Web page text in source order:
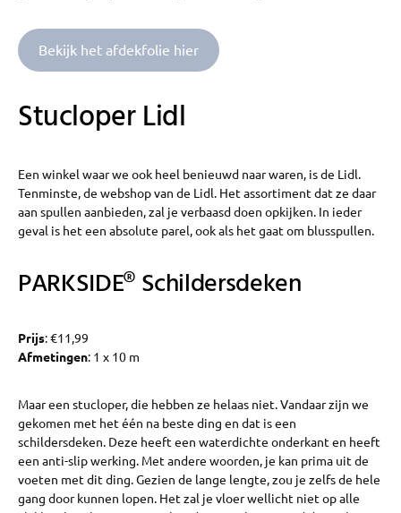
Bekijk het afdekfolie hier
Stucloper Lidl
Een winkel waar we ook heel benieuwd naar waren, is de Lidl.
Tenminste, de webshop van de Lidl. Het assortiment dat ze daar
aan spullen aanbieden, zal je verbaasd doen opkijken. In ieder
geval is het een absolute parel, ook als het gaat om blusspullen.
PARKSIDE® Schildersdeken
Prijs: €11,99
Afmetingen: 1 x 10 m
Maar een stucloper, die hebben ze helaas niet. Vandaar zijn we
gekomen met het één na beste ding en dat is een
schildersdeken. Deze heeft een waterdichte onderkant en heeft
een anti-slip werking. Met andere woorden, je kan prima uit de
voeten met dit ding. Gezien de lange lengte, zou je zelfs de hele
gang door kunnen lopen. Het zal je vloer wellicht niet op alle